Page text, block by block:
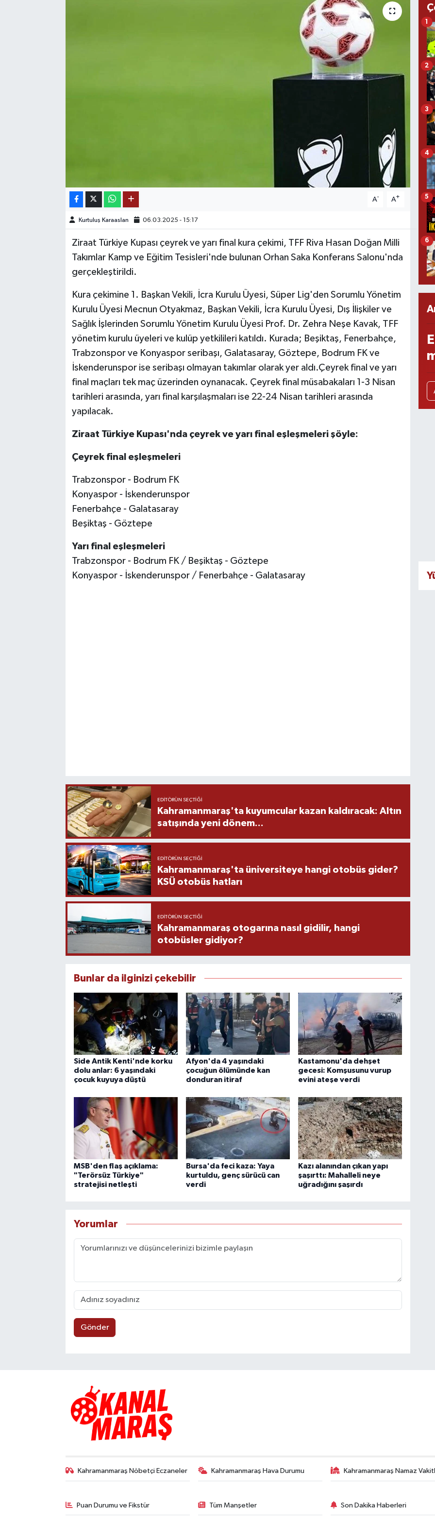
A- A+
Kurtuluş Karaaslan 06.03.2025 - 15:17
Ziraat Türkiye Kupası çeyrek ve yarı final kura çekimi, TFF Riva Hasan Doğan Milli
Takımlar Kamp ve Eğitim Tesisleri'nde bulunan Orhan Saka Konferans Salonu'nda
gerçekleştirildi.
Kura çekimine 1. Başkan Vekili, İcra Kurulu Üyesi, Süper Lig'den Sorumlu Yönetim
Kurulu Üyesi Mecnun Otyakmaz, Başkan Vekili, İcra Kurulu Üyesi, Dış İlişkiler ve
Sağlık İşlerinden Sorumlu Yönetim Kurulu Üyesi Prof. Dr. Zehra Neşe Kavak, TFF
yönetim kurulu üyeleri ve kulüp yetkilileri katıldı. Kurada; Beşiktaş, Fenerbahçe,
Trabzonspor ve Konyaspor seribaşı, Galatasaray, Göztepe, Bodrum FK ve
İskenderunspor ise seribaşı olmayan takımlar olarak yer aldı.Çeyrek final ve yarı
final maçları tek maç üzerinden oynanacak. Çeyrek final müsabakaları 1-3 Nisan
tarihleri arasında, yarı final karşılaşmaları ise 22-24 Nisan tarihleri arasında
yapılacak.
Ziraat Türkiye Kupası'nda çeyrek ve yarı final eşleşmeleri şöyle:
Çeyrek final eşleşmeleri
Trabzonspor - Bodrum FK
Konyaspor - İskenderunspor
Fenerbahçe - Galatasaray
Beşiktaş - Göztepe
Yarı final eşleşmeleri
Trabzonspor - Bodrum FK / Beşiktaş - Göztepe
Konyaspor - İskenderunspor / Fenerbahçe - Galatasaray
EDITÖRÜN SEÇTIĞI
Kahramanmaraş'ta kuyumcular kazan kaldıracak: Altın
satışında yeni dönem...
EDITÖRÜN SEÇTIĞI
Kahramanmaraş'ta üniversiteye hangi otobüs gider?
KSÜ otobüs hatları
EDITÖRÜN SEÇTIĞI
Kahramanmaraş otogarına nasıl gidilir, hangi
otobüsler gidiyor?
Bunlar da ilginizi çekebilir
Side Antik Kenti'nde korku
dolu anlar: 6 yaşındaki
çocuk kuyuya düştü
Afyon'da 4 yaşındaki
çocuğun ölümünde kan
donduran itiraf
Kastamonu'da dehşet
gecesi: Komşusunu vurup
evini ateşe verdi
MSB'den flaş açıklama:
"Terörsüz Türkiye"
stratejisi netleşti
Bursa'da feci kaza: Yaya
kurtuldu, genç sürücü can
verdi
Kazı alanından çıkan yapı
şaşırttı: Mahalleli neye
uğradığını şaşırdı
Yorumlar
Gönder
1
2
3
4
5
6
Kahramanmaraş Nöbetçi Eczaneler Kahramanmaraş Hava Durumu Kahramanmaraş Namaz
Puan Durumu ve Fikstür Tüm Manşetler Son Dakika Haberleri
OTOMOTİV
KÜLTÜR SANAT